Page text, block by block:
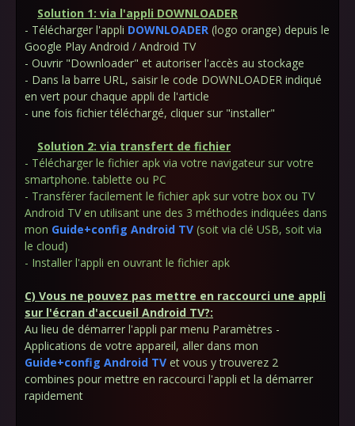
Solution 1: via l'appli DOWNLOADER
- Télécharger l'appli DOWNLOADER (logo orange) depuis le
Google Play Android / Android TV
- Ouvrir "Downloader" et autoriser l'accès au stockage
- Dans la barre URL, saisir le code DOWNLOADER indiqué
en vert pour chaque appli de l'article
- une fois fichier téléchargé, cliquer sur "installer"
Solution 2: via transfert de fichier
- Télécharger le fichier apk via votre navigateur sur votre
smartphone. tablette ou PC
- Transférer facilement le fichier apk sur votre box ou TV
Android TV en utilisant une des 3 méthodes indiquées dans
mon Guide+config Android TV (soit via clé USB, soit via
le cloud)
- Installer l'appli en ouvrant le fichier apk
C) Vous ne pouvez pas mettre en raccourci une appli
sur l'écran d'accueil Android TV?:
Au lieu de démarrer l'appli par menu Paramètres -
Applications de votre appareil, aller dans mon
Guide+config Android TV et vous y trouverez 2
combines pour mettre en raccourci l'appli et la démarrer
rapidement